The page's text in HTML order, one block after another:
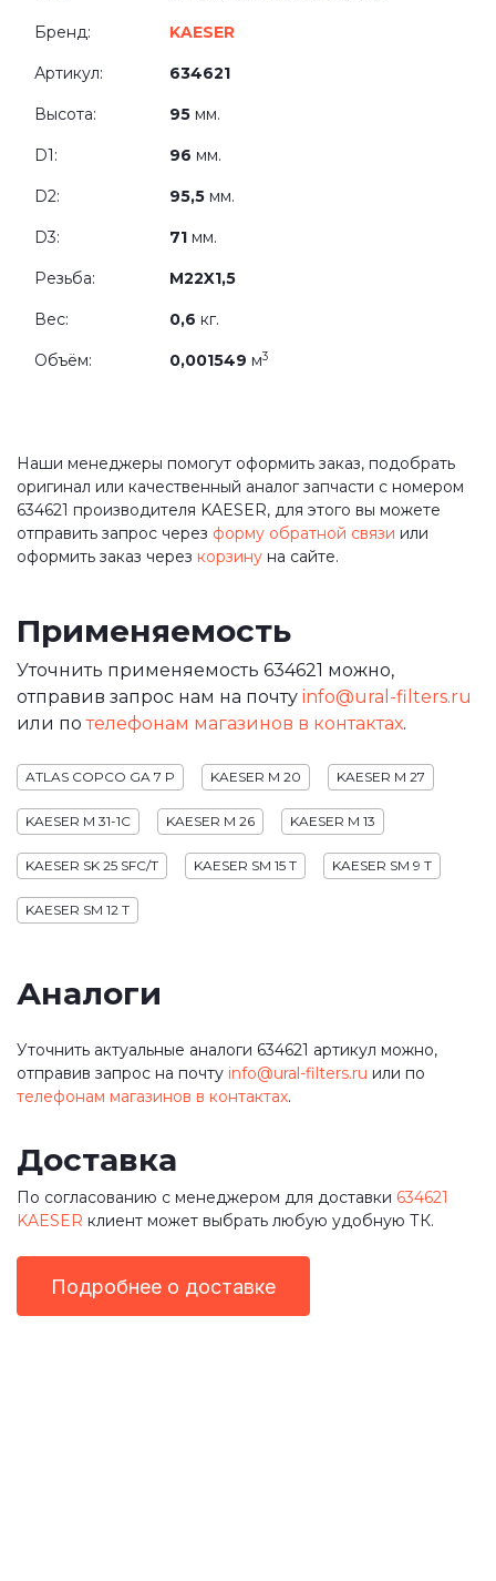
Бренд: KAESER
Артикул: 634621
Высота: 95 мм.
D1: 96 мм.
D2: 95,5 мм.
D3: 71 мм.
Резьба: M22X1,5
Вес: 0,6 кг.
Объём: 0,001549 м3
Наши менеджеры помогут оформить заказ, подобрать
оригинал или качественный аналог запчасти с номером
634621 производителя KAESER, для этого вы можете
отправить запрос через форму обратной связи или
оформить заказ через корзину на сайте.
Применяемость
Уточнить применяемость 634621 можно,
отправив запрос нам на почту info@ural-filters.ru
или потелефонам магазинов в контактах.
ATLAS COPCO GA 7 P KAESER M 20 KAESER M 27
KAESER M 31-1C KAESER M 26 KAESER M 13
KAESER SK 25 SFC/T KAESER SM 15 T KAESER SM 9 T
KAESER SM 12 T
Аналоги
Уточнить актуальные аналоги 634621 артикул можно,
отправив запрос на почту info@ural-filters.ru или по
телефонам магазинов в контактах.
Доставка
По согласованию с менеджером для доставки 634621
KAESER клиент может выбрать любую удобную ТК.
Подробнее о доставке